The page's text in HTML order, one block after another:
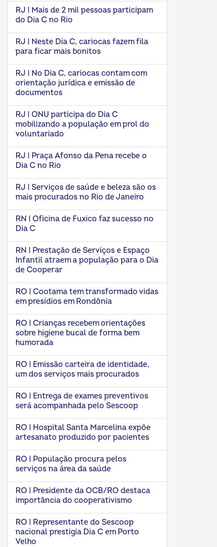
RJ | Mais de 2 mil pessoas participam
do Dia C no Rio
RJ | Neste Dia C, cariocas fazem fila
para ficar mais bonitos
RJ | No Dia C, cariocas contam com
orientação jurídica e emissão de
documentos
RJ | ONU participa do Dia C
mobilizando a população em prol do
voluntariado
RJ | Praça Afonso da Pena recebe o
Dia C no Rio
RJ | Serviços de saúde e beleza são os
mais procurados no Rio de Janeiro
RN | Oficina de Fuxico faz sucesso no
Dia C
RN | Prestação de Serviços e Espaço
Infantil atraem a população para o Dia
de Cooperar
RO | Cootama tem transformado vidas
em presídios em Rondônia
RO | Crianças recebem orientações
sobre higiene bucal de forma bem
humorada
RO | Emissão carteira de identidade,
um dos serviços mais procurados
RO | Entrega de exames preventivos
será acompanhada pelo Sescoop
RO | Hospital Santa Marcelina expõe
artesanato produzido por pacientes
RO | População procura pelos
serviços na área da saúde
RO | Presidente da OCB/RO destaca
importância do cooperativismo
RO | Representante do Sescoop
nacional prestigia Dia C em Porto
Velho